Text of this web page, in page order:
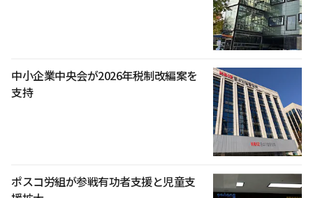
中小企業中央会が2026年税制改編案を
支持
ポスコ労組が参戦有功者支援と児童支